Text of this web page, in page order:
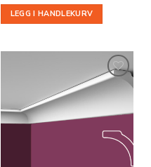
LEGG I HANDLEKURV
Legg til
ønskeliste